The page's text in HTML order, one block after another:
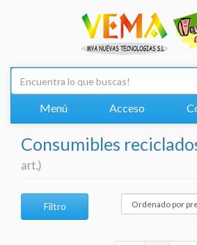
Menú Acceso
Consumibles
art.)
Filtro